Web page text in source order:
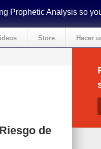
Prophetic Analysis so
Store Hacer
de